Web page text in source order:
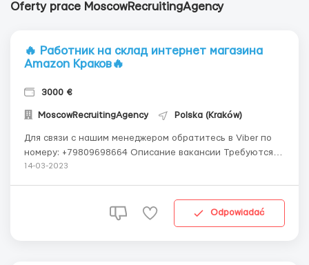
Oferty prace MoscowRecruitingAgency
🔥 Работник на склад интернет магазина
Amazon Краков🔥
3000 €
MoscowRecruitingAgency Polska (Kraków)
Для связи с нашим менеджером обратитесь в Viber по
номеру: +79809698664 Описание вакансии Требуются
работники на склад интернет магазина Amazon
сложная, поэтому работ...
14-03-2023
Odpowiadać